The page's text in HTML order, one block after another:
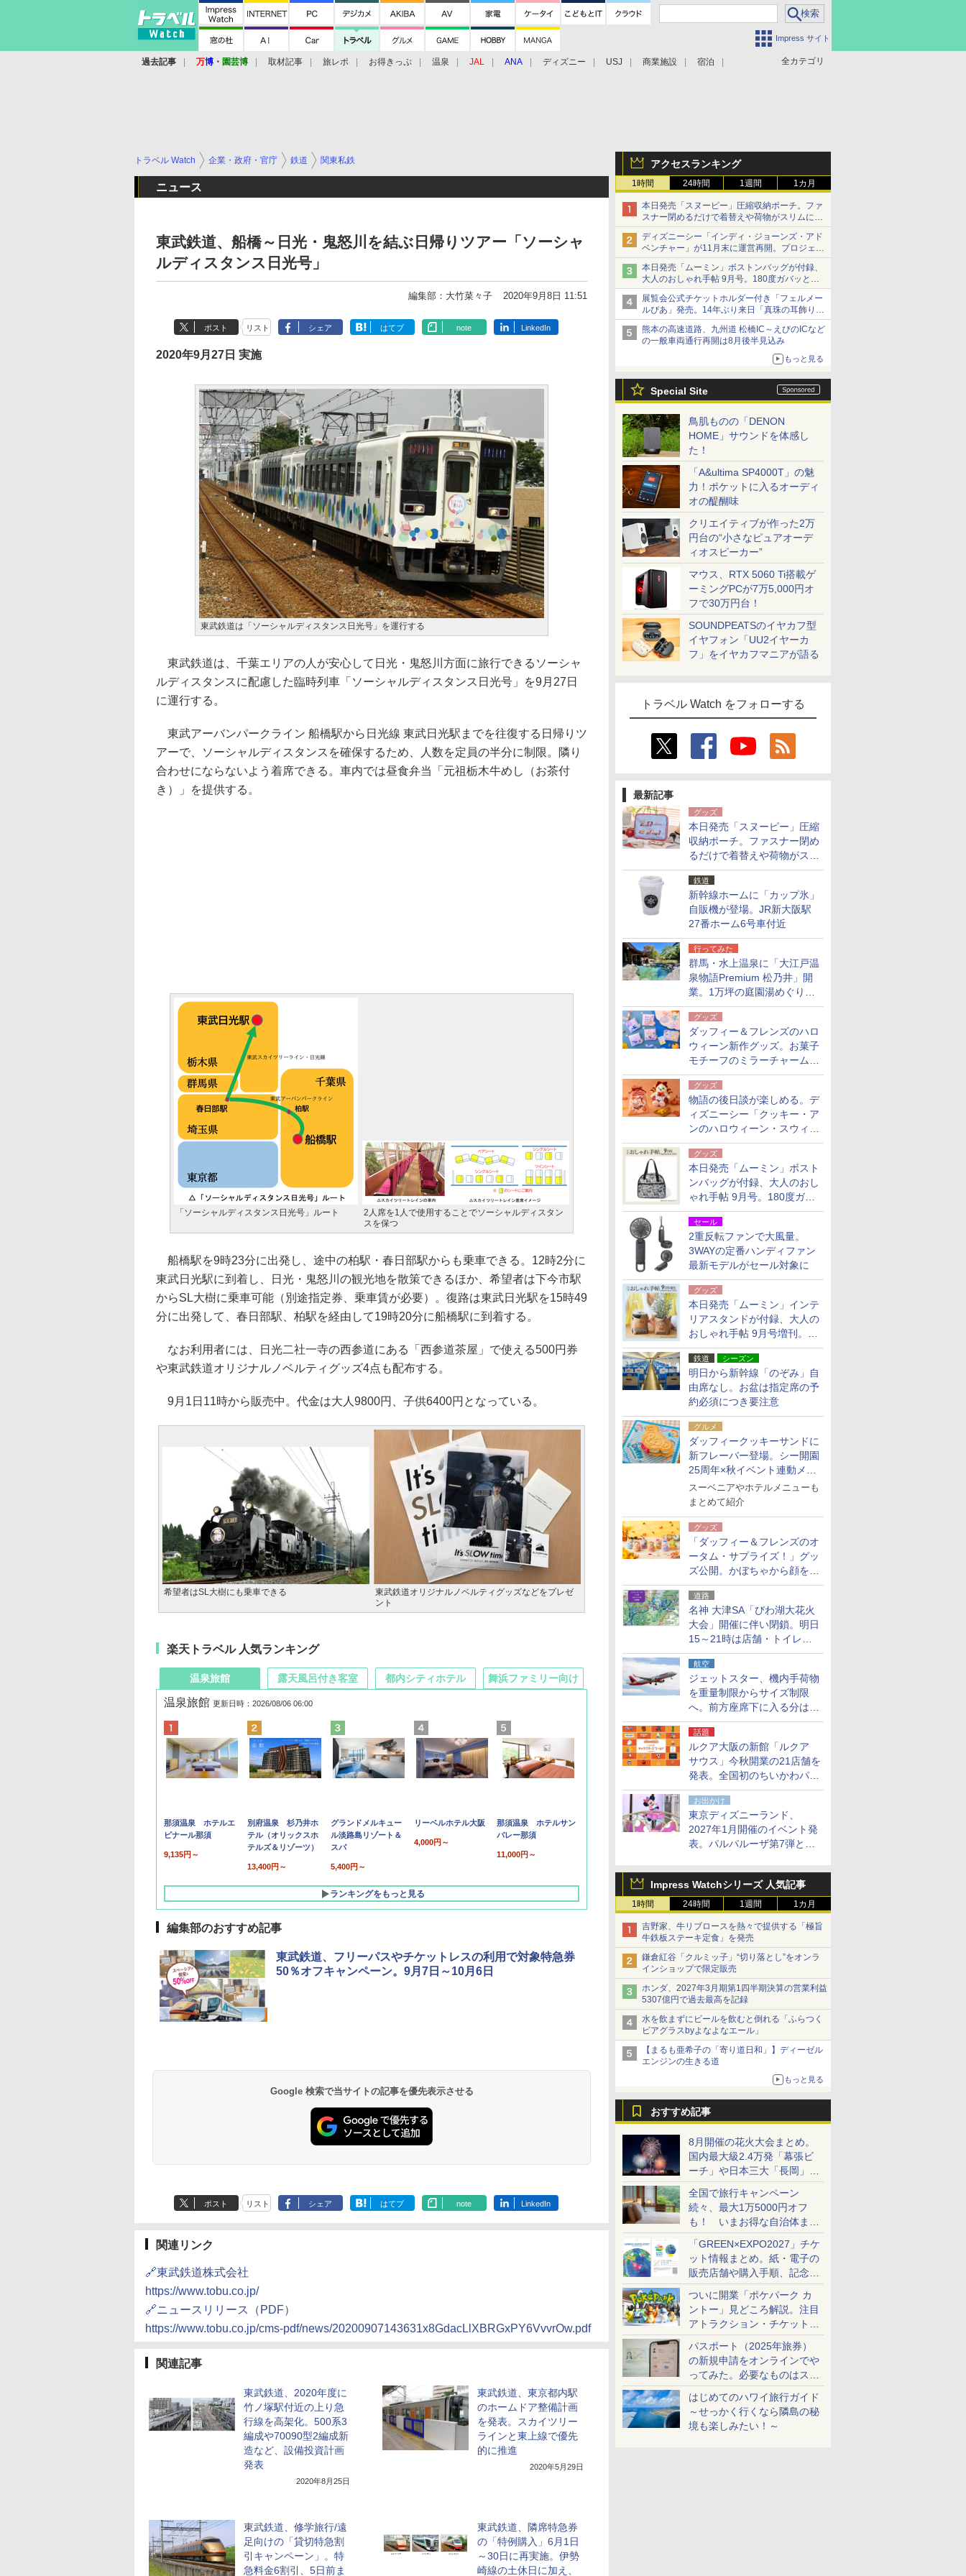
Impress サイト
全カテゴリ
過去記事 万博 ・ 園芸博 取材記事 旅レポ お得きっぷ 温泉 JAL ANA ディズニー USJ 商業施設 宿泊
アクセスランキング
1時間 24時間 1週間 1カ月
本日発売「スヌーピー」圧縮収納ポーチ。ファ
スナー閉めるだけで着替えや荷物がスリムにま
とまる
ディズニーシー「インディ・ジョーンズ・アド
ベンチャー」が11月末に運営再開。プロジェク
ションマッピングを追加、DPAは1500円
本日発売「ムーミン」ボストンバッグが付録、
大人のおしゃれ手帖 9月号。180度ガバッと開
いて大容量
展覧会公式チケットホルダー付き「フェルメー
ルぴあ」発売。14年ぶり来日「真珠の耳飾りの
少女」ほか37作品のガイド
熊本の高速道路、九州道 松橋IC～えびのICなど
の一般車両通行再開は8月後半見込み
もっと見る
Special Site
鳥肌ものの「DENON
HOME」サウンドを体感し
た！
「A&ultima SP4000T」の魅
力！ポケットに入るオーディ
オの醍醐味
クリエイティブが作った2万
円台の“小さなピュアオーデ
ィオスピーカー”
マウス、RTX 5060 Ti搭載ゲ
ーミングPCが7万5,000円オ
フで30万円台！
SOUNDPEATSのイヤカフ型
イヤフォン「UU2イヤーカ
フ」をイヤカフマニアが語る
トラベル Watch をフォローする
最新記事
グッズ
本日発売「スヌーピー」圧縮
収納ポーチ。ファスナー閉め
るだけで着替えや荷物がスリ
ムにまとまる
鉄道
新幹線ホームに「カップ氷」
自販機が登場。JR新大阪駅
27番ホーム6号車付近
行ってみた
群馬・水上温泉に「大江戸温
泉物語Premium 松乃井」開
業。1万坪の庭園湯めぐり＆
豪華バイキングを体験してき
た！
グッズ
ダッフィー＆フレンズのハロ
ウィーン新作グッズ。お菓子
モチーフのミラーチャーム/
デザインポーチほか
グッズ
物語の後日談が楽しめる。デ
ィズニーシー「クッキー・ア
ンのハロウィーン・スウィー
トサプライズ」限定グッズ公
開グッズ
本日発売「ムーミン」ボスト
ンバッグが付録、大人のおし
ゃれ手帖 9月号。180度ガバ
ッと開いて大容量
セール
2重反転ファンで大風量。
3WAYの定番ハンディファン
最新モデルがセール対象に
グッズ
本日発売「ムーミン」インテ
リアスタンドが付録、大人の
おしゃれ手帖 9月号増刊。レ
ザー調で高級感ある2個セッ
ト鉄道 シーズン
明日から新幹線「のぞみ」自
由席なし。お盆は指定席の予
約必須につき要注意
グルメ
ダッフィークッキーサンドに
新フレーバー登場。シー開園
25周年×秋イベント連動メニ
ュー
スーベニアやホテルメニューも
まとめて紹介
グッズ
「ダッフィー＆フレンズのオ
ータム・サプライズ！」グッ
ズ公開。かぼちゃから顔をの
ぞかせたぬいぐるみチャーム
ほか
道路
名神 大津SA「びわ湖大花火
大会」開催に伴い閉鎖。明日
15～21時は店舗・トイレ・
駐車場の利用不可
航空
ジェットスター、機内手荷物
を重量制限からサイズ制限
へ。前方座席下に入る分はす
べての運賃で無料に
話題
ルクア大阪の新館「ルクア
サウス」今秋開業の21店舗を
発表。全国初のちいかわパー
クストア/サンリオ新業態1号
店など
お出かけ
東京ディズニーランド、
2027年1月開催のイベント発
表。パルパルーザ第7弾とし
ド」を再演
Impress Watchシリーズ 人気記事
1時間 24時間 1週間 1カ月
吉野家、牛リブロースを熱々で提供する「極旨
牛鉄板ステーキ定食」を発売
鎌倉紅谷「クルミッ子」“切り落とし”をオンラ
インショップで限定販売
ホンダ、2027年3月期第1四半期決算の営業利益
5307億円で過去最高を記録
水を飲まずにビールを飲むと倒れる「ふらつく
ビアグラスbyよなよなエール」
【まるも亜希子の「寄り道日和」】ディーゼル
エンジンの生きる道
もっと見る
おすすめ記事
8月開催の花火大会まとめ。
国内最大級2.4万発「幕張ビ
ーチ」や日本三大「長岡」な
ど大型イベント目白押し！
全国で旅行キャンペーン
続々、最大1万5000円オフ
も！ いまお得な自治体まと
め
「GREEN×EXPO2027」チケ
ット情報まとめ。紙・電子の
販売店舗や購入手順、記念チ
ケットも解説
ついに開業「ポケパーク カ
ントー」見どころ解説。注目
アトラクション・チケット手
配・来場前に必要な準備は？
パスポート（2025年旅券）
の新規申請をオンラインでや
ってみた。必要なものはスマ
ホとマイナカードのみ
はじめてのハワイ旅行ガイド
～せっかく行くなら隣島の秘
境も楽しみたい！～
トラベル Watch 企業・政府・官庁 鉄道 関東私鉄
ニュース
東武鉄道、船橋～日光・鬼怒川を結ぶ日帰りツアー「ソーシャ
ルディスタンス日光号」
編集部：大竹菜々子 2020年9月8日 11:51
ポスト リスト シェア はてブ note LinkedIn
2020年9月27日 実施
東武鉄道は「ソーシャルディスタンス日光号」を運行する
東武鉄道は、千葉エリアの人が安心して日光・鬼怒川方面に旅行できるソーシャ
ルディスタンスに配慮した臨時列車「ソーシャルディスタンス日光号」を9月27日
に運行する。
東武アーバンパークライン 船橋駅から日光線 東武日光駅までを往復する日帰りツ
アーで、ソーシャルディスタンスを確保するため、人数を定員の半分に制限。隣り
合わせにならないよう着席できる。車内では昼食弁当「元祖栃木牛めし（お茶付
き）」を提供する。
「ソーシャルディスタンス日光号」ルート
2人席を1人で使用することでソーシャルディスタン
スを保つ
船橋駅を9時23分に出発し、途中の柏駅・春日部駅からも乗車できる。12時2分に
東武日光駅に到着し、日光・鬼怒川の観光地を散策できるほか、希望者は下今市駅
からSL大樹に乗車可能（別途指定券、乗車賃が必要）。復路は東武日光駅を15時49
分に出発して、春日部駅、柏駅を経由して19時20分に船橋駅に到着する。
なお利用者には、日光二社一寺の西参道にある「西参道茶屋」で使える500円券
や東武鉄道オリジナルノベルティグッズ4点も配布する。
9月1日11時から販売中。代金は大人9800円、子供6400円となっている。
希望者はSL大樹にも乗車できる
東武鉄道オリジナルノベルティグッズなどをプレゼ
ント
楽天トラベル 人気ランキング
温泉旅館
温泉旅館 更新日時：2026/08/06 06:00
那須温泉 ホテルエ
ピナール那須
9,135円～
別府温泉 杉乃井ホ
テル（オリックスホ
テルズ＆リゾーツ）
13,400円～
グランドメルキュー
ル淡路島リゾート＆
スパ
5,400円～
リーベルホテル大阪
4,000円～
那須温泉 ホテルサン
バレー那須
11,000円～
ランキングをもっと見る
露天風呂付き客室
10,450円～
19,541円～
都内シティホテル 舞浜ファミリー向け
7,950円～
5,758円～
編集部のおすすめ記事
東武鉄道、フリーパスやチケットレスの利用で対象特急券
50％オフキャンペーン。9月7日～10月6日
Google 検索で当サイトの記事を優先表示させる
ポスト リスト シェア はてブ note LinkedIn
関連リンク
🔗東武鉄道株式会社
https://www.tobu.co.jp/
🔗ニュースリリース（PDF）
https://www.tobu.co.jp/cms-pdf/news/20200907143631x8GdacLlXBRGxPY6VvvrOw.pdf
関連記事
東武鉄道、2020年度に
竹ノ塚駅付近の上り急
行線を高架化。500系3
編成や70090型2編成新
造など、設備投資計画
発表
2020年8月25日
東武鉄道、東京都内駅
のホームドア整備計画
を発表。スカイツリー
ラインと東上線で優先
的に推進
2020年5月29日
東武鉄道、修学旅行/遠
足向けの「貸切特急割
引キャンペーン」。特
急料金6割引、5日前ま
東武鉄道、隣席特急券
の「特例購入」6月1日
～30日に再実施。伊勢
崎線の土休日に加え、